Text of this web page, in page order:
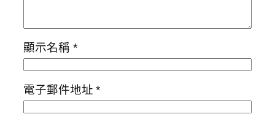
顯示名稱 *
電子郵件地址*